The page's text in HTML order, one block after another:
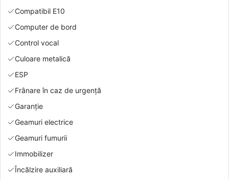
Compatibil E10
Computer de bord
Control vocal
Culoare metalică
ESP
Frânare în caz de urgență
Garanție
Geamuri electrice
Geamuri fumurii
Immobilizer
Încălzire auxiliară